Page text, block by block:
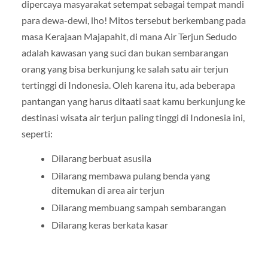
dipercaya masyarakat setempat sebagai tempat mandi
para dewa-dewi, lho! Mitos tersebut berkembang pada
masa Kerajaan Majapahit, di mana Air Terjun Sedudo
adalah kawasan yang suci dan bukan sembarangan
orang yang bisa berkunjung ke salah satu air terjun
tertinggi di Indonesia. Oleh karena itu, ada beberapa
pantangan yang harus ditaati saat kamu berkunjung ke
destinasi wisata air terjun paling tinggi di Indonesia ini,
seperti:
Dilarang berbuat asusila
Dilarang membawa pulang benda yang
ditemukan di area air terjun
Dilarang membuang sampah sembarangan
Dilarang keras berkata kasar